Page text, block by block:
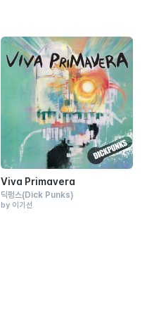
Viva Primavera
딕펑스(Dick Punks)
by 이기선